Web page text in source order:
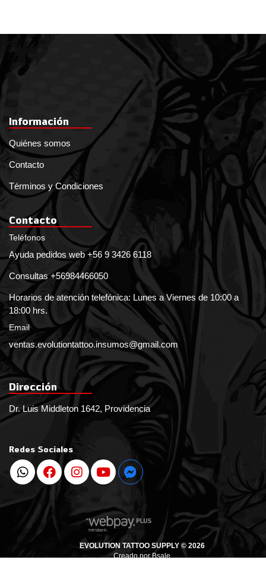
Información
Quiénes somos
Contacto
Términos y Condiciones
Contacto
Teléfonos
Ayuda pedidos web +56 9 3426 6118
Consultas +56984466050
Horarios de atención telefónica: Lunes a Viernes de 10:00 a
18:00 hrs.
Email
ventas.evolutiontattoo.insumos@gmail.com
Dirección
Dr. Luis Middleton 1642, Providencia
Redes Sociales
EVOLUTION TATTOO SUPPLY © 2026
Creado porBsale